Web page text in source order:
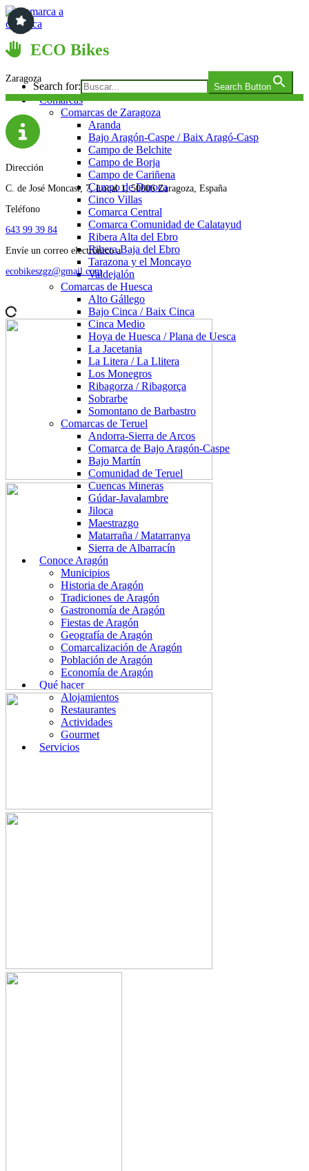
Saltar
al
contenido
Comarca a comarca
Search for: Search Button
Comarcas
Comarcas de Zaragoza
Aranda
Bajo Aragón-Caspe / Baix Aragó-Casp
Campo de Belchite
Campo de Borja
Campo de Cariñena
Campo de Daroca
Cinco Villas
Comarca Central
Comarca Comunidad de Calatayud
Ribera Alta del Ebro
Ribera Baja del Ebro
Tarazona y el Moncayo
Valdejalón
Comarcas de Huesca
Alto Gállego
Bajo Cinca / Baix Cinca
Cinca Medio
Hoya de Huesca / Plana de Uesca
La Jacetania
La Litera / La Llitera
Los Monegros
Ribagorza / Ribagorça
Sobrarbe
Somontano de Barbastro
Comarcas de Teruel
Andorra-Sierra de Arcos
Comarca de Bajo Aragón-Caspe
Bajo Martín
Comunidad de Teruel
Cuencas Mineras
Gúdar-Javalambre
Jiloca
Maestrazgo
Matarraña / Matarranya
Sierra de Albarracín
Conoce Aragón
Municipios
Historia de Aragón
Tradiciones de Aragón
Gastronomía de Aragón
Fiestas de Aragón
Geografía de Aragón
Comarcalización de Aragón
Población de Aragón
Economía de Aragón
Qué hacer
Alojamientos
Restaurantes
Actividades
Gourmet
Servicios
ECO Bikes
Zaragoza
Dirección
C. de José Moncasi, 7, Local 1, 50006 Zaragoza, España
Teléfono
643 99 39 84
Envíe un correo electrónico a
ecobikeszgz@gmail.com